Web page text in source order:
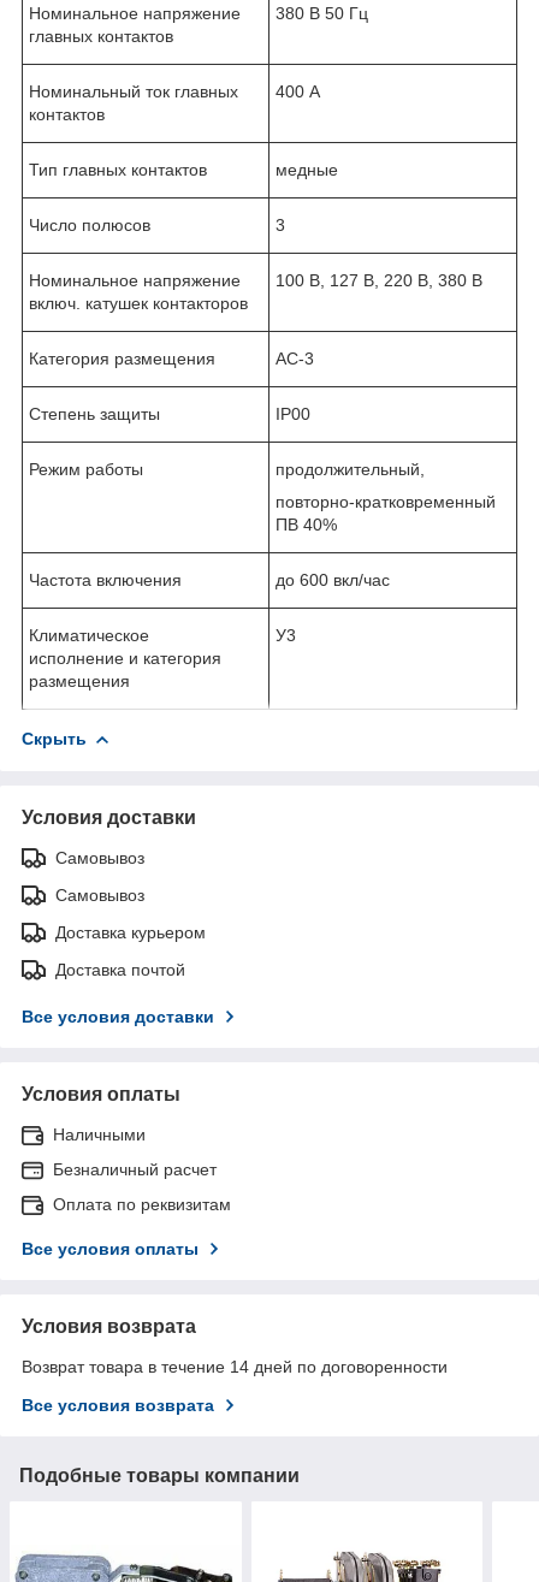
Номинальное напряжение
главных контактов
380 В 50 Гц
Номинальный ток главных
контактов
400 А
Тип главных контактов медные
Число полюсов 3
Номинальное напряжение
включ. катушек контакторов
100 В, 127 В, 220 В, 380 В
Категория размещения АС-3
Степень защиты IP00
Режим работы
продолжительный,
повторно-кратковременный
ПВ 40%
Частота включения до 600 вкл/час
Климатическое
исполнение и категория
размещения
У3
Скрыть
Условия доставки
Самовывоз
Самовывоз
Доставка курьером
Доставка почтой
Все условия доставки
Условия оплаты
Наличными
Безналичный расчет
Оплата по реквизитам
Все условия оплаты
Условия возврата
Возврат товара в течение 14 дней по договоренности
Все условия возврата
Подобные товары компании